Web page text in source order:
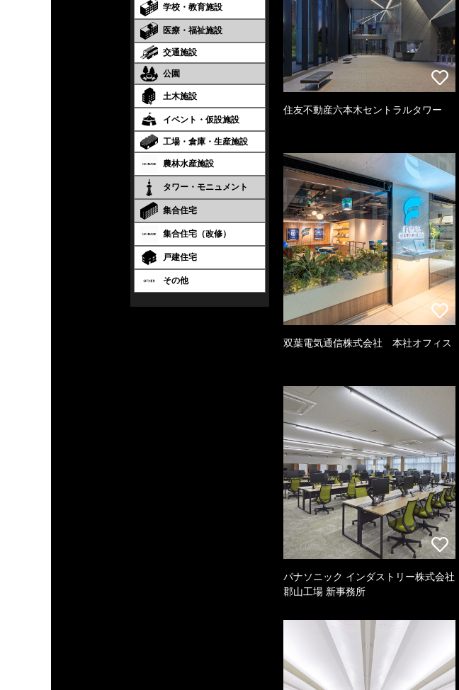
学校・教育施設
医療・福祉施設
交通施設
公園
土木施設
イベント・仮設施設
工場・倉庫・生産施設
農林水産施設
タワー・モニュメント
集合住宅
集合住宅（改修）
戸建住宅
その他
住友不動産六本木セントラルタワー
双葉電気通信株式会社 本社オフィス
パナソニック インダストリー株式会社
郡山工場 新事務所